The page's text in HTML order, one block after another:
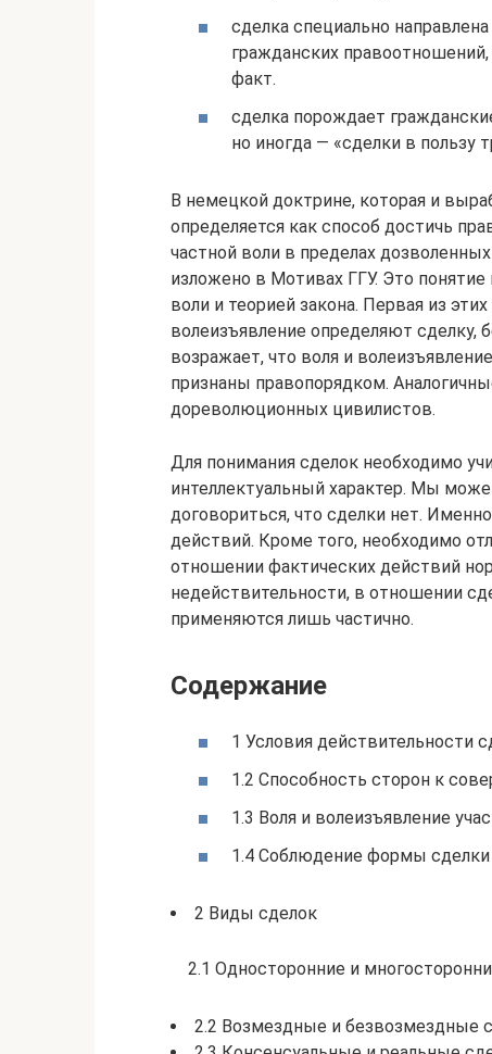
сделка специально
гражданских
факт.
сделка порождает
но иногда — «сделки в пользу
В немецкой доктрине, которая и
определяется как способ достичь
частной воли в пределах
изложено в Мотивах ГГУ. Это
воли и теорией закона. Первая из
волеизъявление определяют сделку,
возражает, что воля и
признаны правопорядком.
дореволюционных цивилистов.
Для понимания сделок необходимо
интеллектуальный характер. Мы
договориться, что сделки нет.
действий. Кроме того, необходимо
отношении фактических действий
недействительности, в отношении
применяются лишь частично.
Содержание
1 Условия действительности
1.2 Способность сторон к
1.3 Воля и волеизъявление
1.4 Соблюдение формы сделки
2 Виды сделок
2.1 Односторонние и
2.2 Возмездные и безвозмездные